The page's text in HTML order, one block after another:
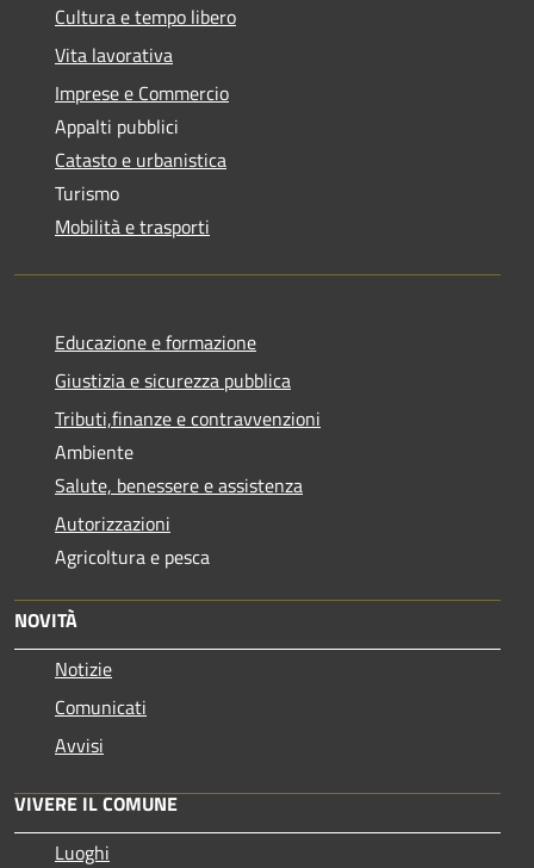
Cultura e tempo libero
Vita lavorativa
Imprese e Commercio
Appalti pubblici
Catasto e urbanistica
Turismo
Mobilità e trasporti
Educazione e formazione
Giustizia e sicurezza pubblica
Tributi,finanze e contravvenzioni
Ambiente
Salute, benessere e assistenza
Autorizzazioni
Agricoltura e pesca
NOVITÀ
Notizie
Comunicati
Avvisi
VIVERE IL COMUNE
Luoghi